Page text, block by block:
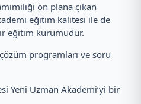
ön plana çıkan
eğitim kalitesi ile de
eğitim kurumudur.
programları ve soru
Yeni Uzman Akademi’yi bir